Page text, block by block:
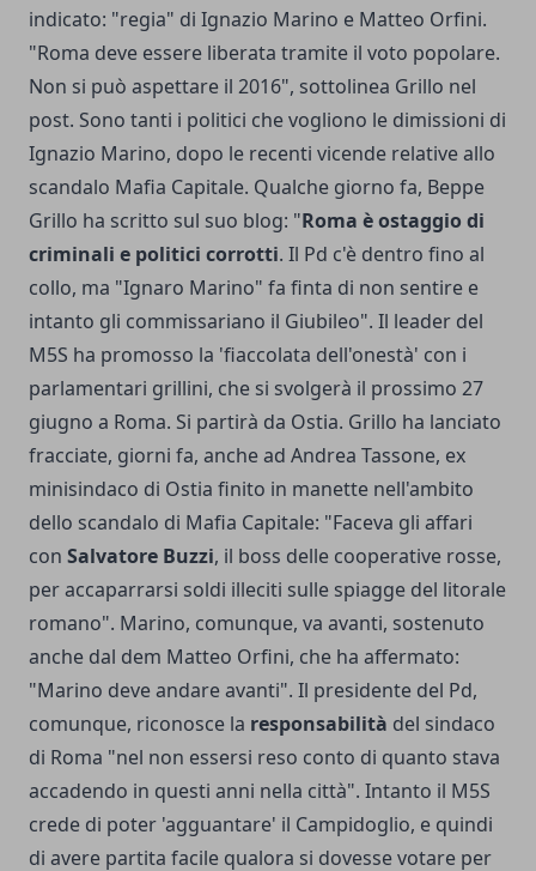
indicato: "regia" di Ignazio Marino e Matteo Orfini.
"Roma deve essere liberata tramite il voto popolare.
Non si può aspettare il 2016", sottolinea Grillo nel
post. Sono tanti i politici che vogliono le dimissioni di
Ignazio Marino, dopo le recenti vicende relative allo
scandalo Mafia Capitale. Qualche giorno fa, Beppe
Grillo ha scritto sul suo blog: "Roma è ostaggio di
criminali e politici corrotti. Il Pd c'è dentro fino al
collo, ma "Ignaro Marino" fa finta di non sentire e
intanto gli commissariano il Giubileo". Il leader del
M5S ha promosso la 'fiaccolata dell'onestà' con i
parlamentari grillini, che si svolgerà il prossimo 27
giugno a Roma. Si partirà da Ostia. Grillo ha lanciato
fracciate, giorni fa, anche ad Andrea Tassone, ex
minisindaco di Ostia finito in manette nell'ambito
dello scandalo di Mafia Capitale: "Faceva gli affari
con Salvatore Buzzi, il boss delle cooperative rosse,
per accaparrarsi soldi illeciti sulle spiagge del litorale
romano". Marino, comunque, va avanti, sostenuto
anche dal dem Matteo Orfini, che ha affermato:
"Marino deve andare avanti". Il presidente del Pd,
comunque, riconosce la responsabilità del sindaco
di Roma "nel non essersi reso conto di quanto stava
accadendo in questi anni nella città". Intanto il M5S
crede di poter 'agguantare' il Campidoglio, e quindi
di avere partita facile qualora si dovesse votare per